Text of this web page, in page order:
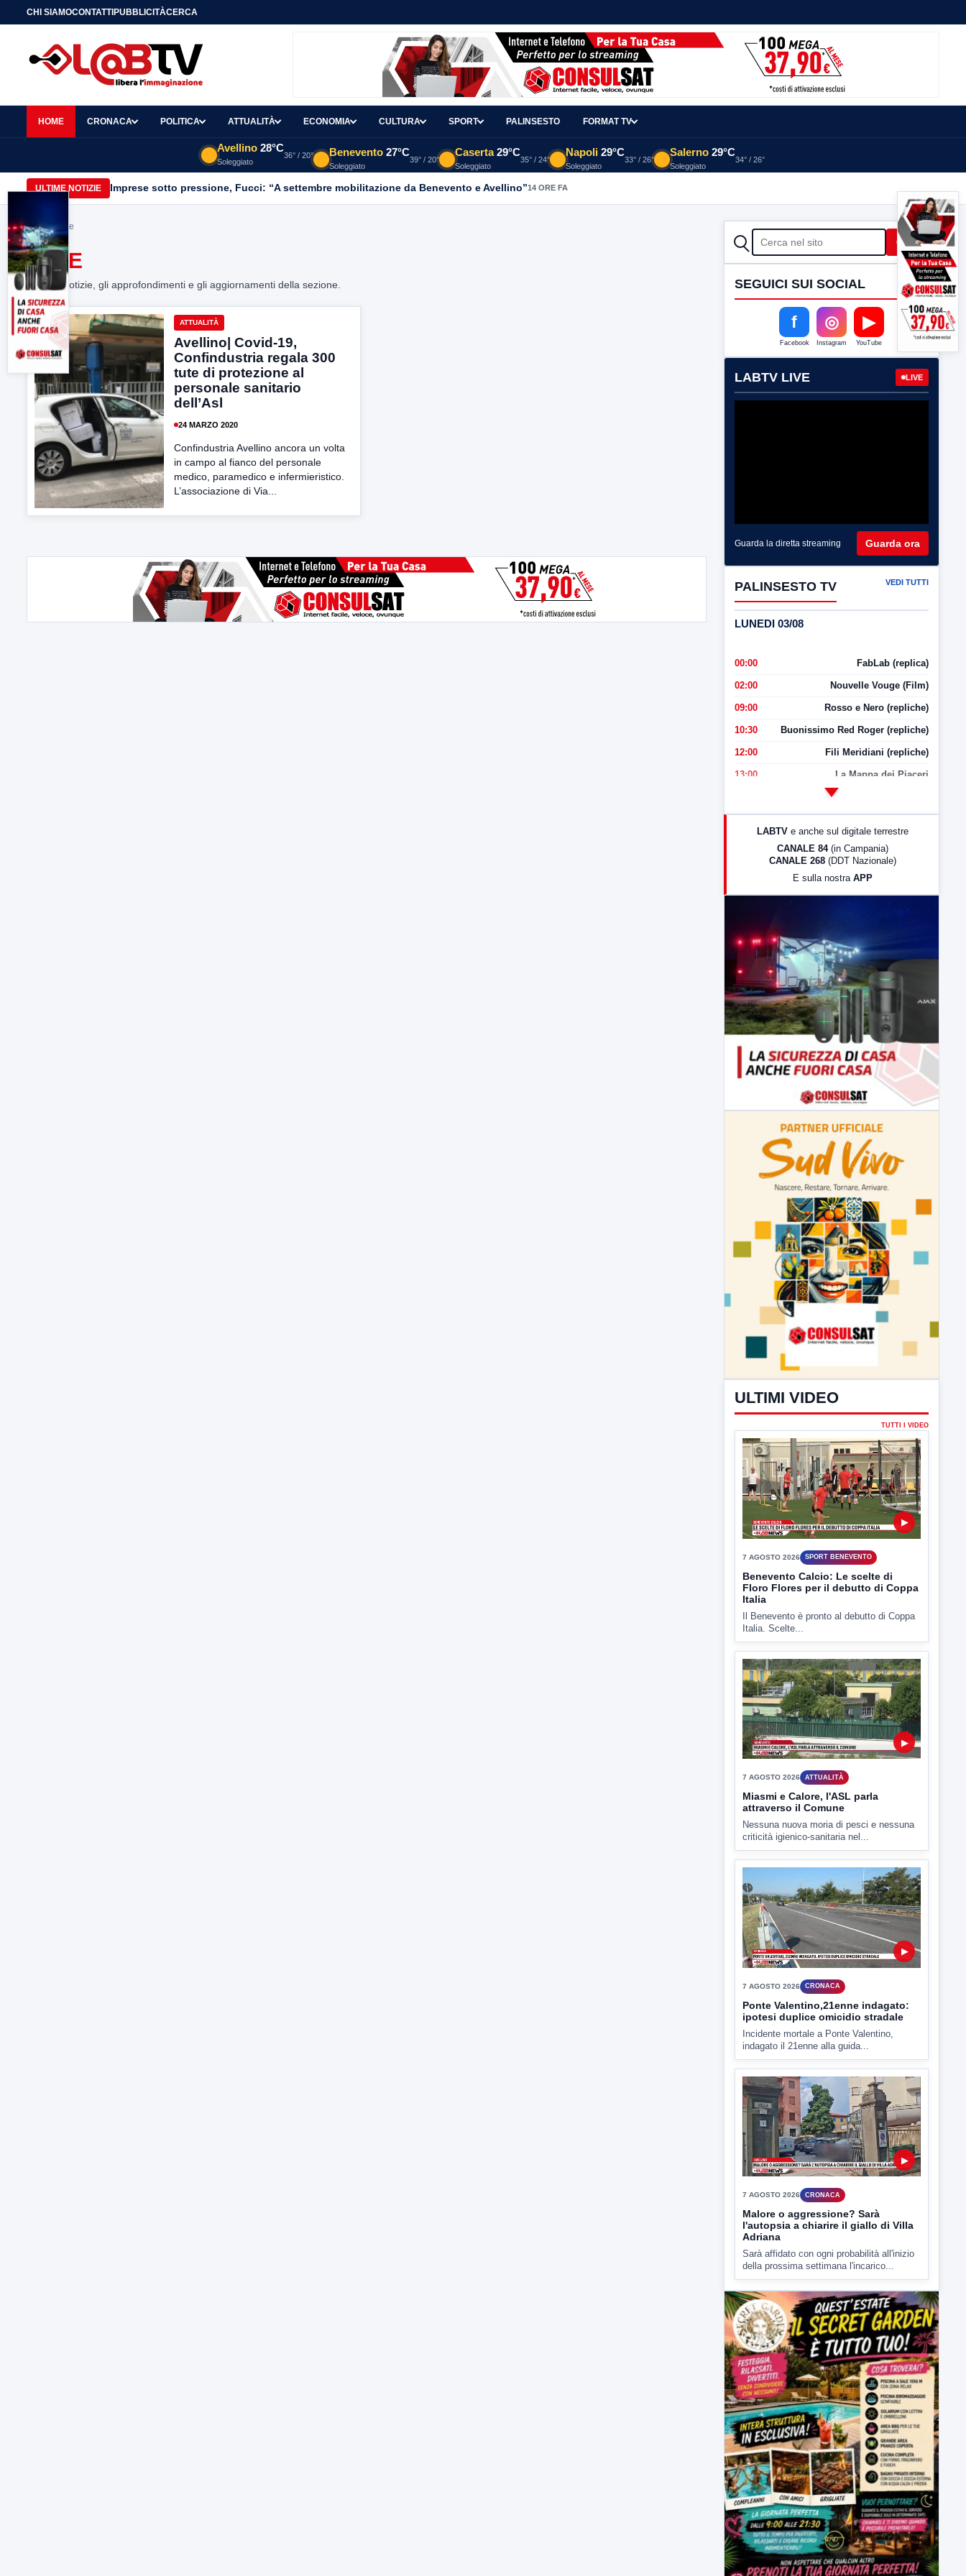
CHI SIAMOCONTATTIPUBBLICITÀCERCA
HOME CRONACA POLITICA ATTUALITÀ ECONOMIA CULTURA SPORT PALINSESTO FORMAT TV
Avellino 28°C
Soleggiato
36° / 20° Benevento 27°C
Soleggiato
39° / 20°
Caserta 29°C
Soleggiato
35° / 24°
Napoli 29°C
Soleggiato
33° / 26°
Salerno 29°C
Soleggiato
34° / 26°
ULTIME NOTIZIE Imprese sotto pressione, Fucci: “A settembre mobilitazione da Benevento e Avellino”14 ORE FA
Home> tute
TUTE
Tutte le notizie, gli approfondimenti e gli aggiornamenti della sezione.
ATTUALITÀ
Avellino| Covid-19,
Confindustria regala 300
tute di protezione al
personale sanitario
dell’Asl
24 MARZO 2020
Confindustria Avellino ancora un volta
in campo al fianco del personale
medico, paramedico e infermieristico.
L’associazione di Via...
CERCA Cerca
SEGUICI SUI SOCIAL
f
Facebook
◎
Instagram
▶
YouTube
LABTV LIVE LIVE
Guarda la diretta streaming Guarda ora
PALINSESTO TV VEDI TUTTI
LUNEDI 03/08
00:00 FabLab (replica)
02:00 Nouvelle Vouge (Film)
09:00 Rosso e Nero (repliche)
10:30 Buonissimo Red Roger (repliche)
12:00 Fili Meridiani (repliche)
13:00 La Mappa dei Piaceri
LabNews (Diretta)
LABTV e anche sul digitale terrestre
CANALE 84 (in Campania)
CANALE 268 (DDT Nazionale)
E sulla nostra APP
ULTIMI VIDEO
▶
7 AGOSTO 2026 SPORT BENEVENTO
Benevento Calcio: Le scelte di
Floro Flores per il debutto di Coppa
Italia
Il Benevento è pronto al debutto di Coppa
Italia. Scelte...
▶
7 AGOSTO 2026 ATTUALITÀ
Miasmi e Calore, l'ASL parla
attraverso il Comune
Nessuna nuova moria di pesci e nessuna
criticità igienico-sanitaria nel...
7 AGOSTO 2026 CRONACA
Ponte Valentino,21enne indagato:
ipotesi duplice omicidio stradale
Incidente mortale a Ponte Valentino,
indagato il 21enne alla guida...
▶
7 AGOSTO 2026 CRONACA
Malore o aggressione? Sarà
l'autopsia a chiarire il giallo di Villa
Adriana
Sarà affidato con ogni probabilità all'inizio
della prossima settimana l'incarico...